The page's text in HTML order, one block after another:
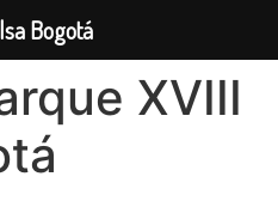
XVIII
Bogotá